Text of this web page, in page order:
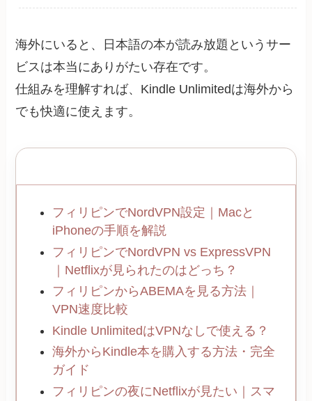
海外にいると、日本語の本が読み放題というサー
ビスは本当にありがたい存在です。
仕組みを理解すれば、Kindle Unlimitedは海外から
でも快適に使えます。
フィリピンでNordVPN設定｜Macと
iPhoneの手順を解説
フィリピンでNordVPN vs ExpressVPN
｜Netflixが見られたのはどっち？
フィリピンからABEMAを見る方法｜
VPN速度比較
Kindle UnlimitedはVPNなしで使える？
海外からKindle本を購入する方法・完全
ガイド
フィリピンの夜にNetflixが見たい｜スマ